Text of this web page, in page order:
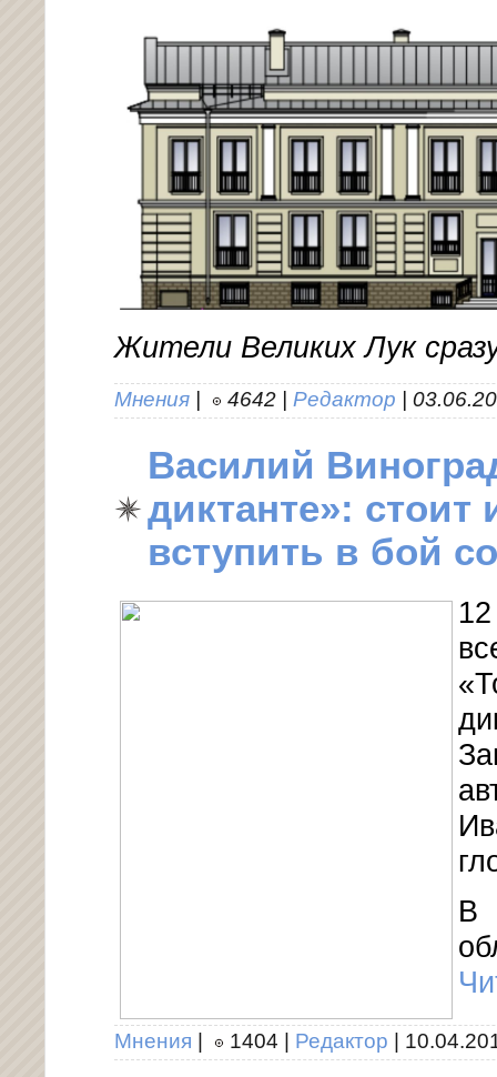
Жители Великих Лук
Мнения | 4642 | Редактор |
Василий
диктанте»:
вступить в бой
В
Мнения | 1404 | Редактор |